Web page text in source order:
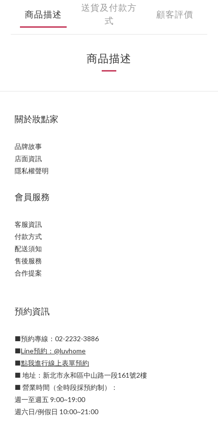
商品描述
送貨及付款方
式
顧客評價
商品描述
關於妝點家
品牌故事
店面資訊
隱私權聲明
會員服務
客服資訊
付款方式
配送須知
售後服務
合作提案
預約資訊
■預約專線：02-2232-3886
■Line預約： @luvhome
■點我進行線上表單預約
■ 地址：新北市永和區中山路一段161號2樓
■ 營業時間（全時段採預約制）：
週一至週五 9:00~19:00
週六日/例假日 10:00~21:00